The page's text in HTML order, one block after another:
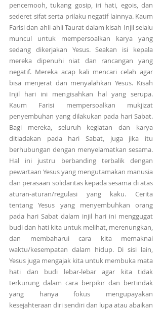
pencemooh, tukang gosip, iri hati, egois, dan
sederet sifat serta prilaku negatif lainnya. Kaum
Farisi dan ahli-ahli Taurat dalam kisah Injil selalu
muncul untuk mempersoalkan karya yang
sedang dikerjakan Yesus. Seakan isi kepala
mereka dipenuhi niat dan rancangan yang
negatif. Mereka acap kali mencari celah agar
bisa menjerat dan menyalahkan Yesus. Kisah
Injil hari ini mengisahkan hal yang serupa.
Kaum Farisi mempersoalkan mukjizat
penyembuhan yang dilakukan pada hari Sabat.
Bagi mereka, seluruh kegiatan dan karya
ditiadakan pada hari Sabat, juga jika itu
berhubungan dengan menyelamatkan sesama.
Hal ini justru berbanding terbalik dengan
pewartaan Yesus yang mengutamakan manusia
dan perasaan solidaritas kepada sesama di atas
aturan-aturan/regulasi yang kaku. Cerita
tentang Yesus yang menyembuhkan orang
pada hari Sabat dalam injil hari ini menggugat
budi dan hati kita untuk melihat, merenungkan,
dan membaharui cara kita memaknai
waktu/kesempatan dalam hidup. Di sisi lain,
Yesus juga mengajak kita untuk membuka mata
hati dan budi lebar-lebar agar kita tidak
terkurung dalam cara berpikir dan bertindak
yang hanya fokus mengupayakan
kesejahteraan diri sendiri dan lupa atau abaikan